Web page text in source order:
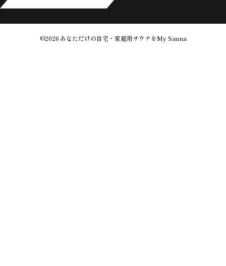
©2026 あなただけの自宅・家庭用サウナをMy Sauna